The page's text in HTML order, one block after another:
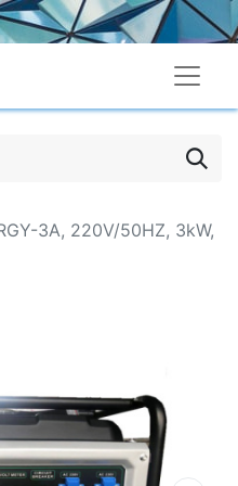
3A, 220V/50HZ, 3kW,